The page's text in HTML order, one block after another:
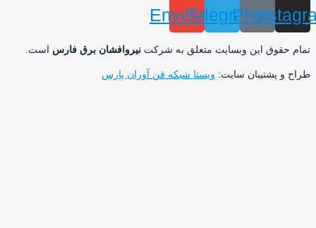
Telegram
Envelope
این وبسایت متعلق به شرکت نیروافشان برق فارس است.
سایت:ویستا شبکه فن آوران پارس